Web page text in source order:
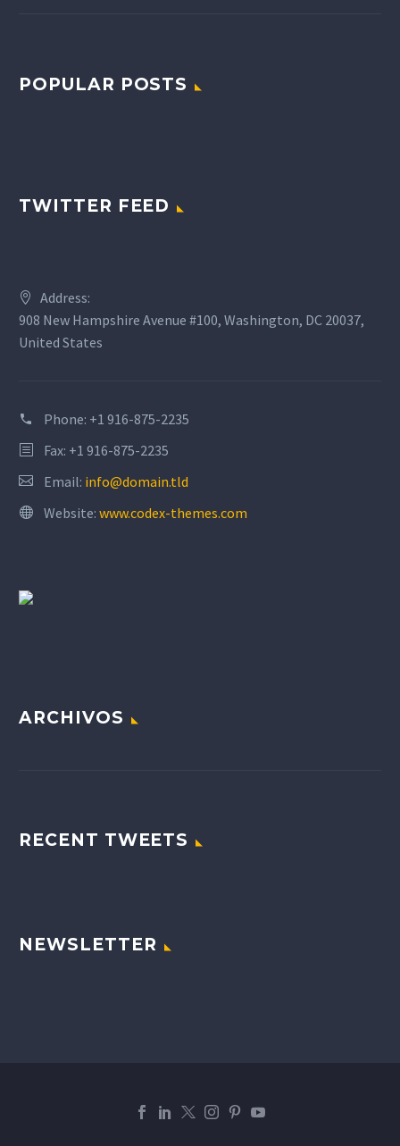
POPULAR POSTS
TWITTER FEED
Address:
908 New Hampshire Avenue #100, Washington, DC 20037,
United States
Phone: +1 916-875-2235
Fax: +1 916-875-2235
Email: info@domain.tld
Website: www.codex-themes.com
ARCHIVOS
RECENT TWEETS
NEWSLETTER